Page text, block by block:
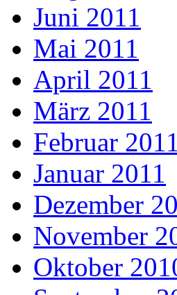
Juni 2011
Mai 2011
April 2011
März 2011
Februar 2011
Januar 2011
Dezember
November
Oktober